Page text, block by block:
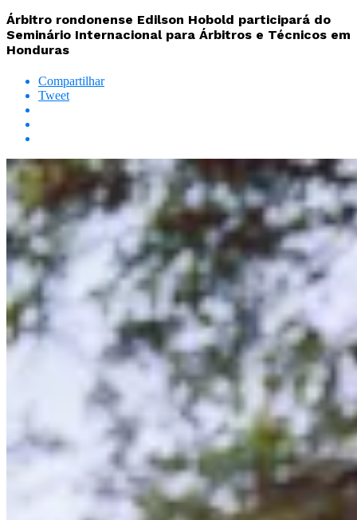
Árbitro rondonense Edilson Hobold participará do
Seminário Internacional para Árbitros e Técnicos em
Honduras
Compartilhar
Tweet